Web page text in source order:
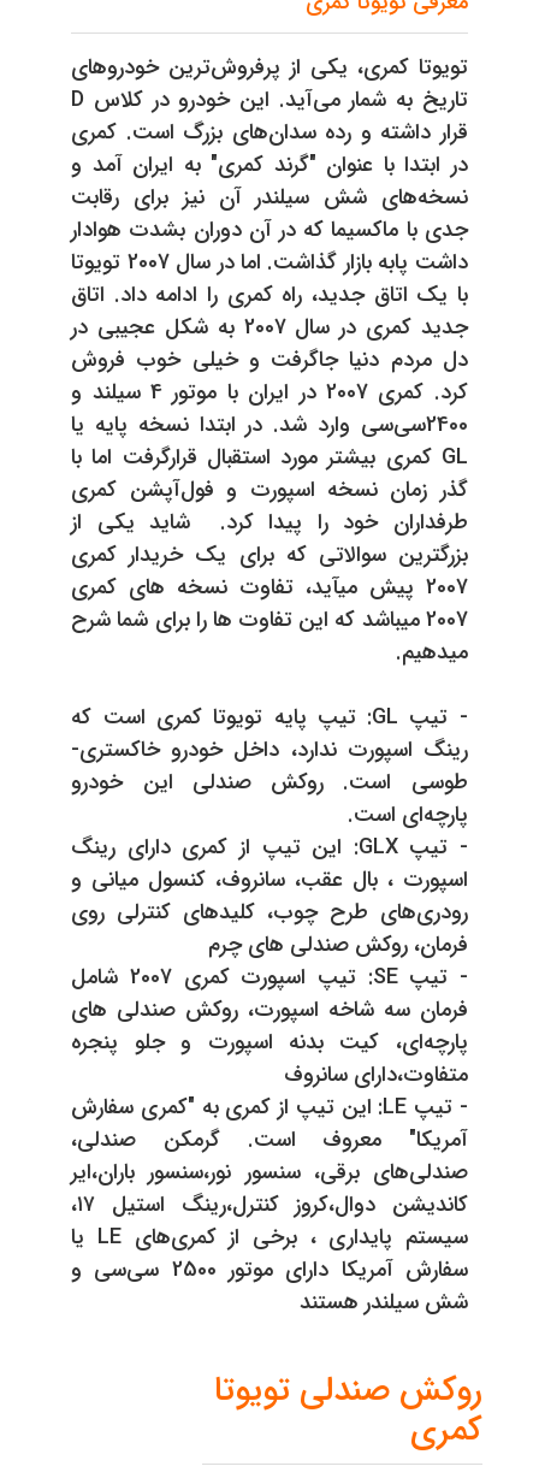
تویوتا کمری، یکی از پرفروش‌ترین خودروهای
تاریخ به شمار می‌آید. این خودرو در کلاس D
قرار داشته و رده سدان‌های بزرگ است. کمری
در ابتدا با عنوان "گرند کمری" به ایران آمد و
نسخه‌های شش سیلندر آن نیز برای رقابت
جدی با ماکسیما که در آن دوران بشدت هوادار
داشت پابه بازار گذاشت. اما در سال 2007 تویوتا
با یک اتاق جدید، راه کمری را ادامه داد. اتاق
جدید کمری در سال 2007 به شکل عجیبی در
دل مردم دنیا جاگرفت و خیلی خوب فروش
کرد. کمری 2007 در ایران با موتور 4 سیلند و
2400سی‌سی وارد شد. در ابتدا نسخه پایه یا
GL کمری بیشتر مورد استقبال قرارگرفت اما با
گذر زمان نسخه اسپورت و فول‌آپشن کمری
طرفداران خود را پیدا کرد. شاید یکی از
بزرگترین سوالاتی که برای یک خریدار کمری
2007 پیش میآید، تفاوت نسخه های کمری
2007 میباشد که این تفاوت ها را برای شما شرح
میدهیم.
- تیپ GL: تیپ پایه تویوتا کمری است که
رینگ اسپورت ندارد، داخل خودرو خاکستری-
طوسی است. روکش صندلی این خودرو
پارچه‌ای است.
- تیپ GLX: این تیپ از کمری دارای رینگ
اسپورت ، بال عقب، سانروف، کنسول میانی و
رودری‌های طرح چوب، کلیدهای کنترلی روی
فرمان، روکش صندلی های چرم
- تیپ SE: تیپ اسپورت کمری 2007 شامل
فرمان سه شاخه اسپورت، روکش صندلی های
پارچه‌ای، کیت بدنه اسپورت و جلو پنجره
متفاوت،دارای سانروف
- تیپ LE: این تیپ از کمری به "کمرى سفارش
آمریکا" معروف است. گرمکن صندلی،
صندلی‌های برقی، سنسور نور،سنسور باران،ایر
کاندیشن دوال،کروز کنترل،رینگ استیل ١٧،
سیستم پایدارى ، برخی از کمری‌های LE یا
سفارش آمریکا دارای موتور 2500 سی‌سی و
شش سیلندر هستند
روکش صندلی تویوتا
کمری